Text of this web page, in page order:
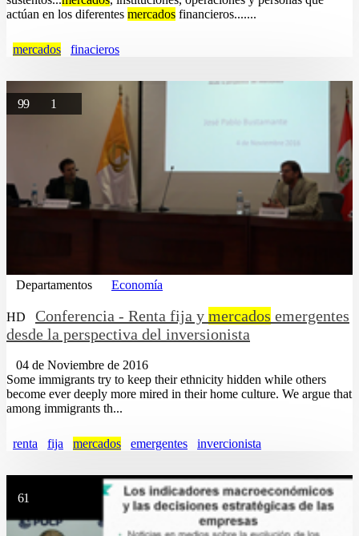
actúan en los diferentes mercados financieros.......
mercados finacieros
99 1
Departamentos Economía
HD Conferencia - Renta fija y mercados emergentes
desde la perspectiva del inversionista
04 de Noviembre de 2016
Some immigrants try to keep their ethnicity hidden while others
become ever deeply more mired in their home culture. We argue that
among immigrants th...
renta fija mercados emergentes invercionista
61